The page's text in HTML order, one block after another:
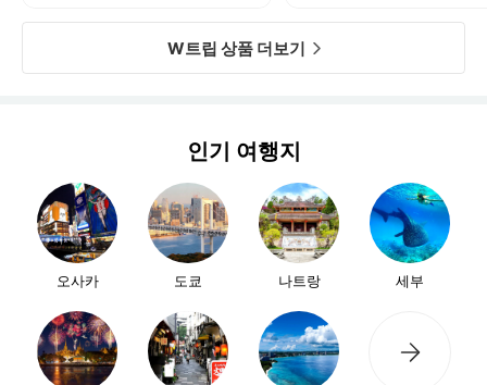
W트립 상품 더보기
인기 여행지
오사카 도쿄 나트랑 세부